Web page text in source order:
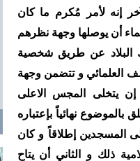
إنه لأمر مُكرم ما كان
أن يوصلها وجهة نظرهم
البلاد عن طريق شخصية
العلمائي و تتضمن وجهة
إن يتخلى المجس الاعلى
نهائياً بإعتباره
المسجدين إطلاقاً و كان
ذلك و الثاني أن يتاح